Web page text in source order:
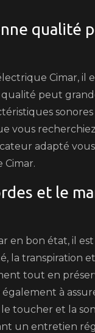
qualité
Cimar, il
peut
vous
adapté
et le
en bon état, il
la transpiration
tout en
à
toucher et la
un entretien